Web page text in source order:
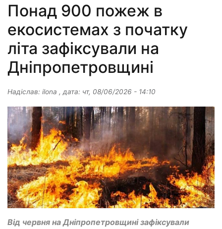
Понад 900 пожеж в
екосистемах з початку
літа зафіксували на
Дніпропетровщині
Надіслав: ilona , дата: чт, 08/06/2026 - 14:10
Від червня на Дніпропетровщині зафіксували